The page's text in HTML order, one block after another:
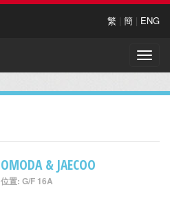
繁 | 簡 | ENG
Toggle
OMODA & JAECOO
位置: G/F 16A